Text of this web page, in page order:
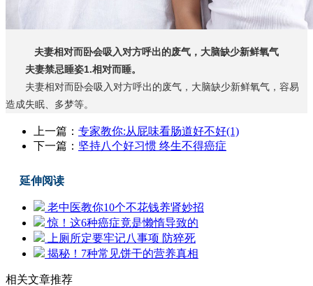
夫妻相对而卧会吸入对方呼出的废气，大脑缺少新鲜氧气
夫妻禁忌睡姿1.相对而睡。
夫妻相对而卧会吸入对方呼出的废气，大脑缺少新鲜氧气，容易
造成失眠、多梦等。
上一篇： 专家教你:从屁味看肠道好不好(1)
下一篇： 坚持八个好习惯 终生不得癌症
延伸阅读
老中医教你10个不花钱养肾妙招
惊！这6种癌症竟是懒惰导致的
上厕所定要牢记八事项 防猝死
揭秘！7种常见饼干的营养真相
相关文章推荐